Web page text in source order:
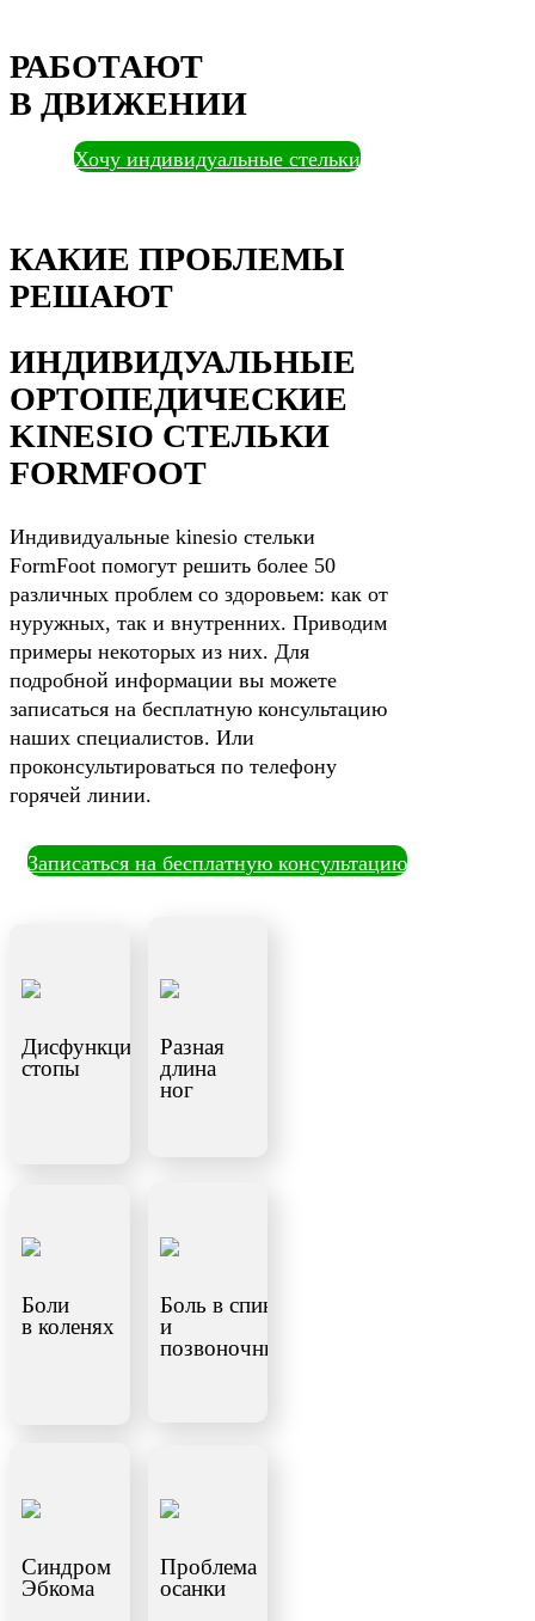
РАБОТАЮТ
В ДВИЖЕНИИ
Хочу индивидуальные стельки
КАКИЕ ПРОБЛЕМЫ
РЕШАЮТ
ИНДИВИДУАЛЬНЫЕ
ОРТОПЕДИЧЕСКИЕ
KINESIO СТЕЛЬКИ
FORMFOOT
Индивидуальные kinesio стельки
FormFoot помогут решить более 50
различных проблем со здоровьем: как от
нуружных, так и внутренних. Приводим
примеры некоторых из них. Для
подробной информации вы можете
записаться на бесплатную консультацию
наших специалистов. Или
проконсультироваться по телефону
горячей линии.
Записаться на бесплатную консультацию
Дисфункция
стопы
Разная
длина
ног
Боли
в коленях
Боль в спине
и
позвоночнике
Синдром
Эбкома
Проблема
осанки